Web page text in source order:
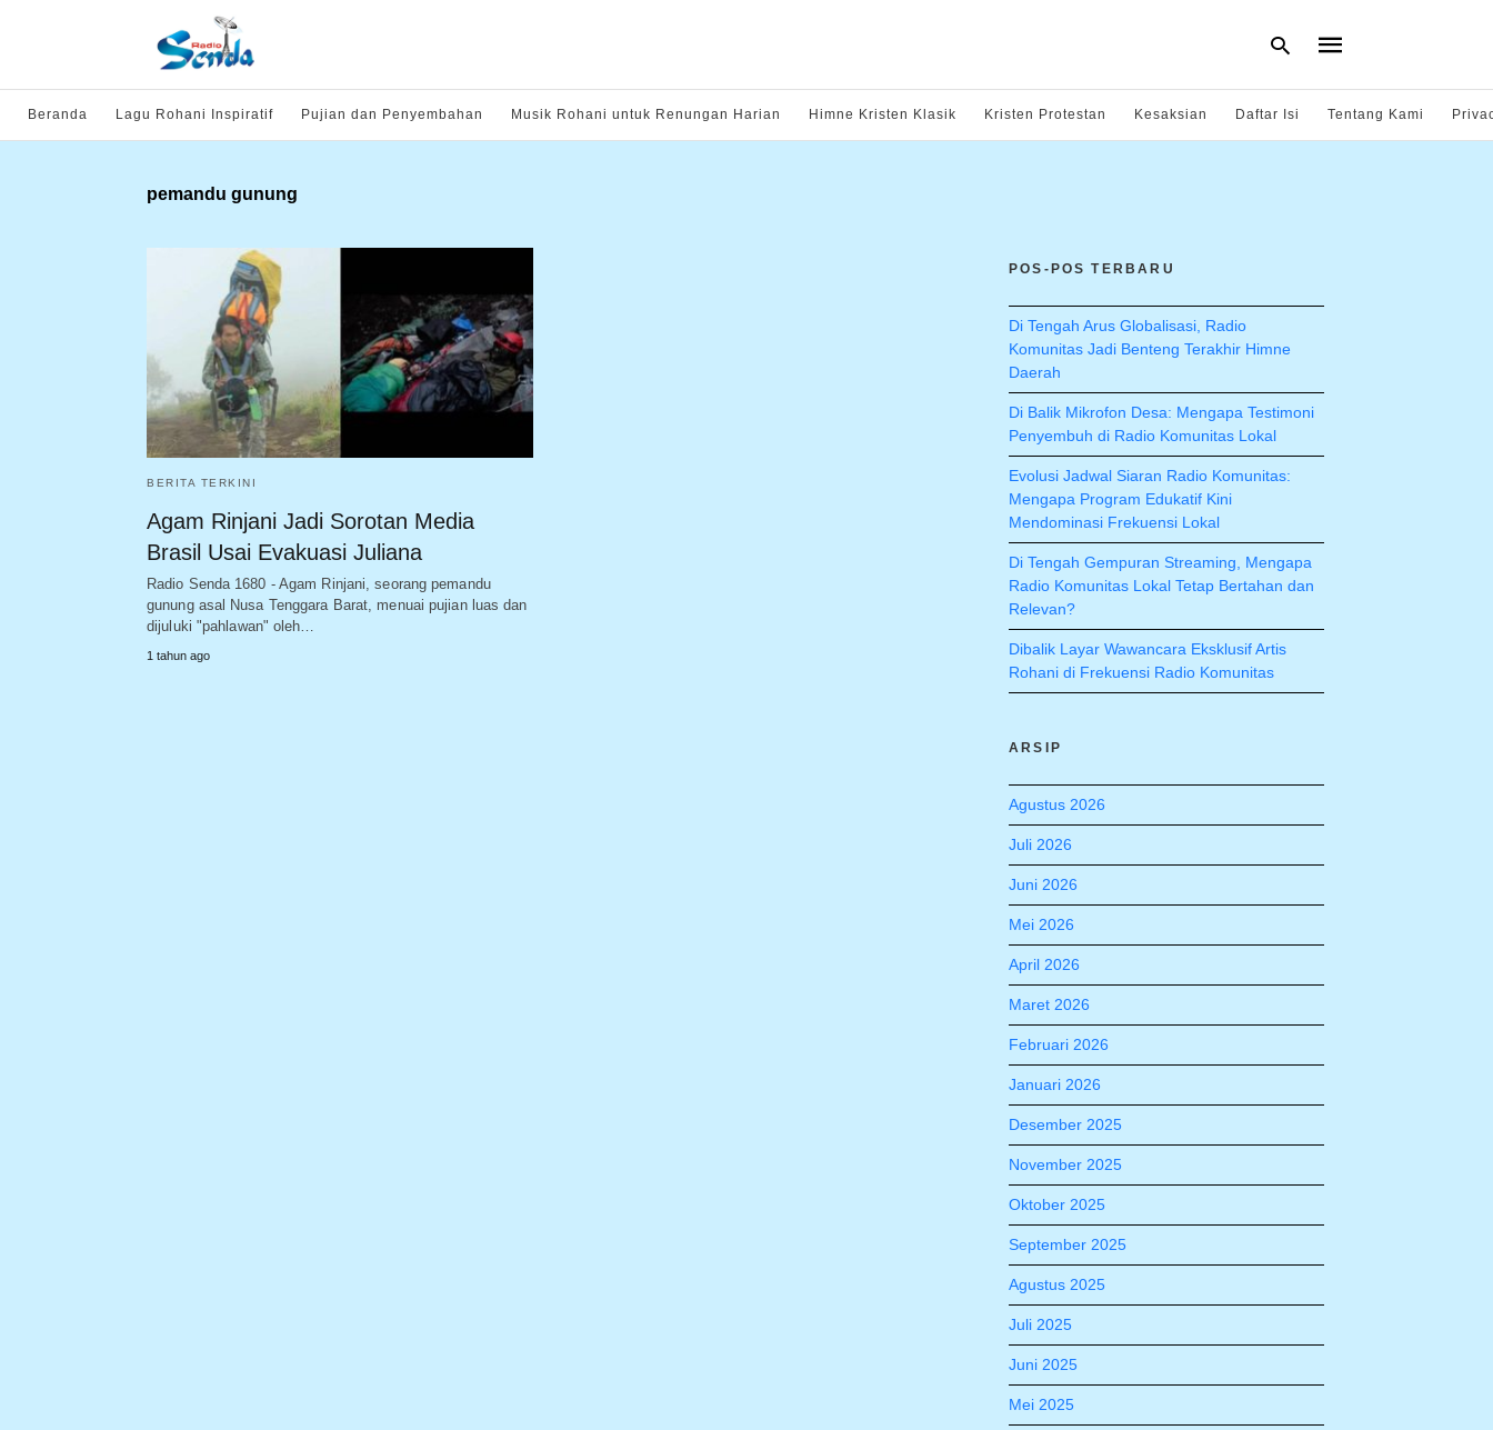
Beranda Lagu Rohani Inspiratif Pujian dan Penyembahan Musik Rohani untuk Renungan Harian Himne Kristen Klasik Kristen Protestan Kesaksian Daftar Isi Tentang Kami
pemandu gunung
BERITA TERKINI
Agam Rinjani Jadi Sorotan Media
Brasil Usai Evakuasi Juliana
Radio Senda 1680 - Agam Rinjani, seorang pemandu
gunung asal Nusa Tenggara Barat, menuai pujian luas dan
dijuluki "pahlawan" oleh…
1 tahun ago
POS-POS TERBARU
Di Tengah Arus Globalisasi, Radio
Komunitas Jadi Benteng Terakhir Himne
Daerah
Di Balik Mikrofon Desa: Mengapa Testimoni
Penyembuh di Radio Komunitas Lokal
Evolusi Jadwal Siaran Radio Komunitas:
Mengapa Program Edukatif Kini
Mendominasi Frekuensi Lokal
Di Tengah Gempuran Streaming, Mengapa
Radio Komunitas Lokal Tetap Bertahan dan
Relevan?
Dibalik Layar Wawancara Eksklusif Artis
Rohani di Frekuensi Radio Komunitas
ARSIP
Agustus 2026
Juli 2026
Juni 2026
Mei 2026
April 2026
Maret 2026
Februari 2026
Januari 2026
Desember 2025
November 2025
Oktober 2025
September 2025
Agustus 2025
Juli 2025
Juni 2025
Mei 2025